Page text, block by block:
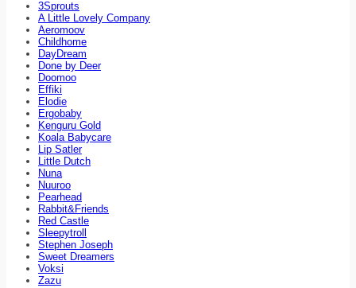
3Sprouts
A Little Lovely Company
Aeromoov
Childhome
DayDream
Done by Deer
Doomoo
Effiki
Elodie
Ergobaby
Kenguru Gold
Koala Babycare
Lip Satler
Little Dutch
Nuna
Nuuroo
Pearhead
Rabbit&Friends
Red Castle
Sleepytroll
Stephen Joseph
Sweet Dreamers
Voksi
Zazu